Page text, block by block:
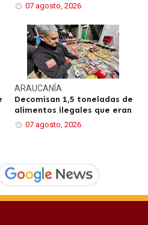
07 agosto, 2026
ARAUCANÍA
Decomisan 1,5 toneladas de
alimentos ilegales que eran
07 agosto, 2026